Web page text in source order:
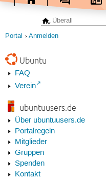
Portal Anmelden
Ubuntu
FAQ
Verein
ubuntuusers.de
Über ubuntuusers.de
Portalregeln
Mitglieder
Gruppen
Spenden
Kontakt